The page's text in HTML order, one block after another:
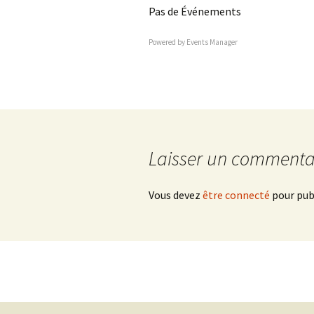
Pas de Événements
Powered by Events Manager
Laisser un
Vous devez être connecté pour